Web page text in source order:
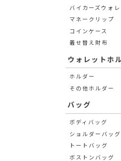
バイカーズウォレ
マネークリップ
コインケース
着せ替え財布
ウォレットホ
ホルダー
その他ホルダー
バッグ
ボディバッグ
ショルダーバッグ
トートバッグ
ボストンバッグ